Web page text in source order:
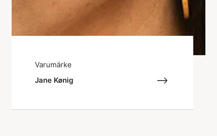
Varumärke
Jane Kønig